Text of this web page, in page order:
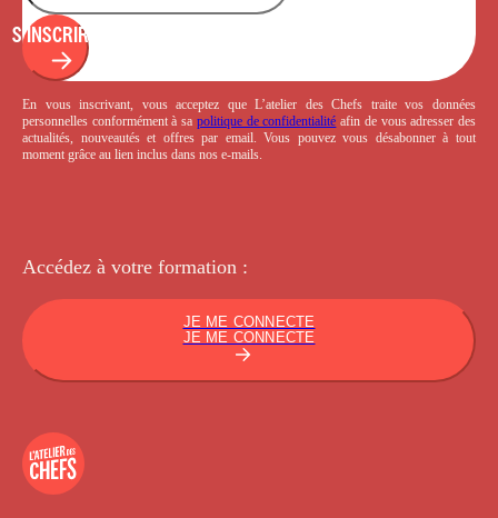
S'INSCRIRE
En vous inscrivant, vous acceptez que L’atelier des Chefs traite vos données
personnelles conformément à sa politique de confidentialité afin de vous adresser des
actualités, nouveautés et offres par email. Vous pouvez vous désabonner à tout
moment grâce au lien inclus dans nos e-mails.
Accédez à votre formation :
JE ME CONNECTE
JE ME CONNECTE